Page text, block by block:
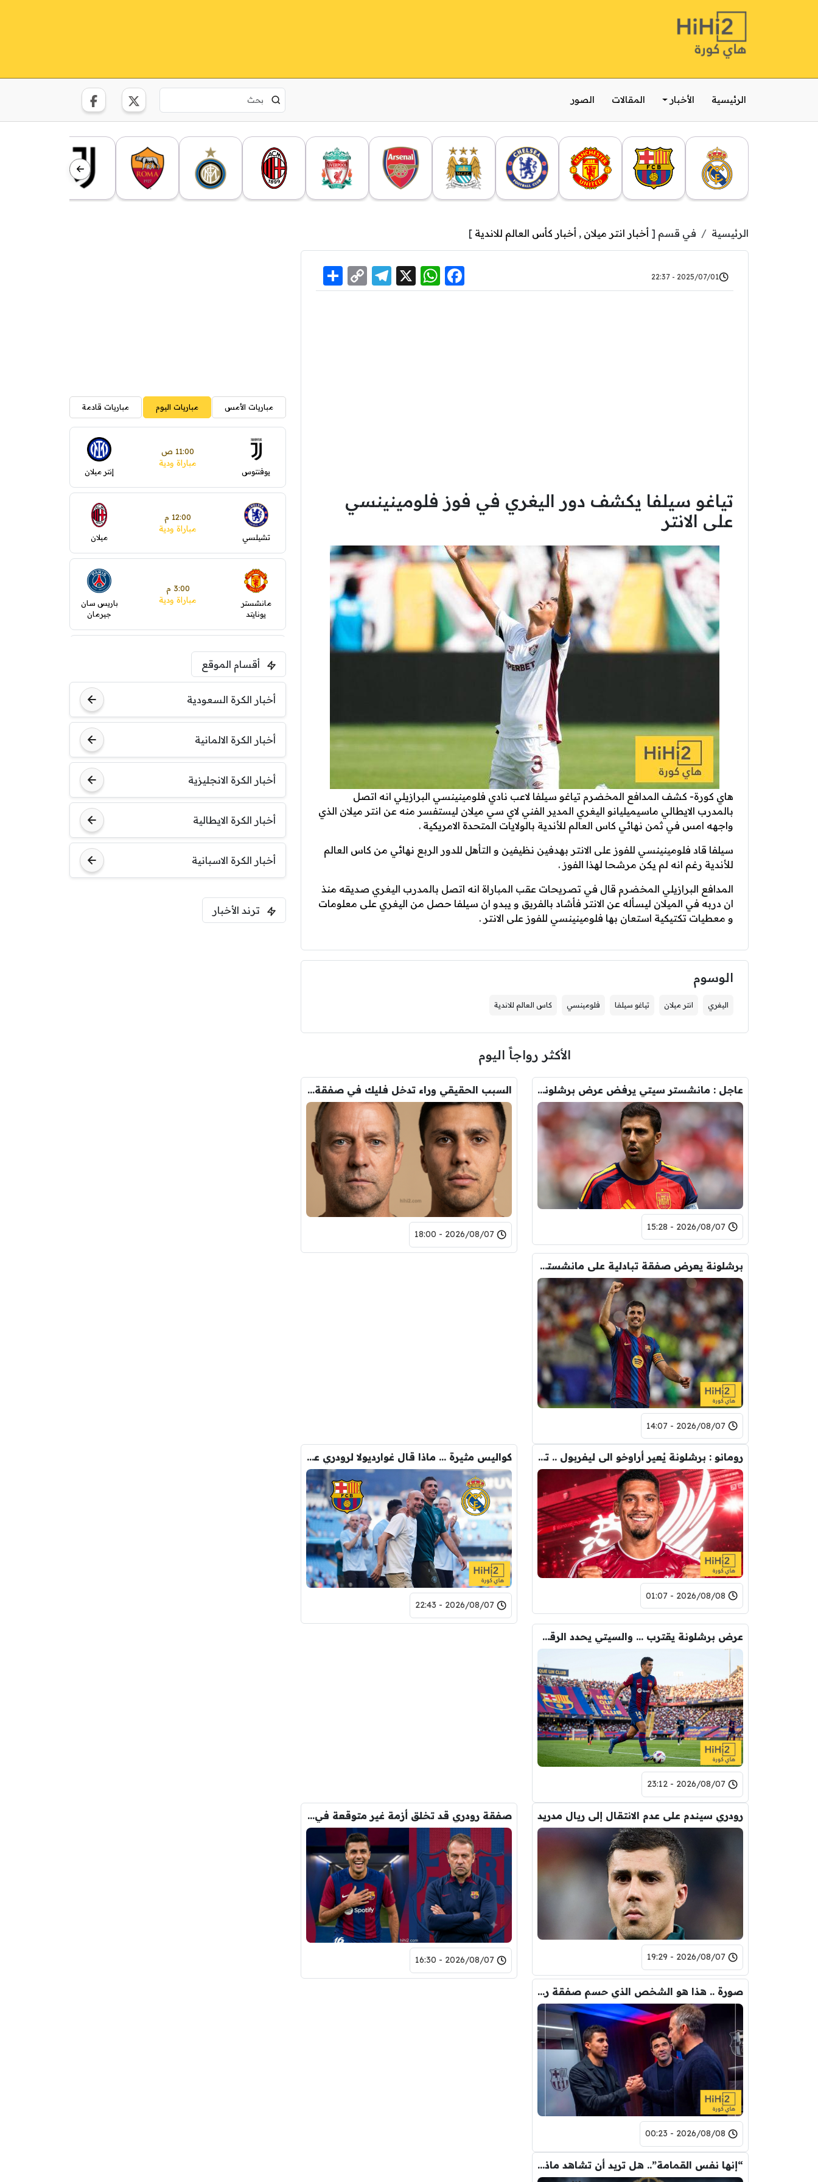
الرئيسية الأخبار المقالات الصور
الرئيسية في قسم [ أخبار انتر ميلان , أخبار كأس العالم للاندية ]
2025/07/01 - 22:37
Facebook
WhatsApp
X
Telegram
Copy
Link
تياغو سيلفا يكشف دور اليغري في فوز فلومينينسي
على الانتر
هاي كورة- كشف المدافع المخضرم تياغو سيلفا لاعب نادي فلومينينسي البرازيلي انه اتصل
بالمدرب الايطالي ماسيميليانو اليغري المدير الفني لاي سي ميلان ليستفسر منه عن انتر ميلان الذي
واجهه امس في ثمن نهائي كاس العالم للأندية بالولايات المتحدة الامريكية .
سيلفا قاد فلومينينسي للفوز على الانتر بهدفين نظيفين و التأهل للدور الربع نهائي من كاس العالم
للأندية رغم انه لم يكن مرشحا لهذا الفوز .
المدافع البرازيلي المخضرم قال في تصريحات عقب المباراة انه اتصل بالمدرب اليغري صديقه منذ
ان دربه في الميلان ليسأله عن الانتر فأشاد بالفريق و يبدو ان سيلفا حصل من اليغري على معلومات
و معطيات تكتيكية استعان بها فلومينينسي للفوز على الانتر .
الوسوم
اليغري انتر ميلان تياغو سيلفا فلومينسي كاس العالم للاندية
الأكثر رواجاً اليوم
عاجل : مانشستر سيتي يرفض عرض برشلونة الاول لضم رودري.. ويسخر من قيمته
2026/08/07 - 15:28
السبب الحقيقي وراء تدخل فليك في صفقة رودري
2026/08/07 - 18:00
برشلونة يعرض صفقة تبادلية على مانشستر سيتي
2026/08/07 - 14:07
رومانو : برشلونة يُعير أراوخو الى ليفربول .. تفاصيل الصفقة
2026/08/08 - 01:07
كواليس مثيرة … ماذا قال غوارديولا لرودري عند استشارته عن ريال مدريد وبرشلونة
2026/08/07 - 22:43
عرض برشلونة يقترب … والسيتي يحدد الرقم النهائي لبيع رودري
2026/08/07 - 23:12
رودري سيندم على عدم الانتقال إلى ريال مدريد
2026/08/07 - 19:29
صفقة رودري قد تخلق أزمة غير متوقعة في برشلونة
2026/08/07 - 16:30
صورة .. هذا هو الشخص الذي حسم صفقة رودري الى برشلونة
2026/08/08 - 00:23
“إنها نفس القمامة”.. هل تريد أن تشاهد ماذا سيكتب الإعلام الإسباني بعد أسبوعين؟
مباريات الأمس مباريات اليوم مباريات قادمة
يوفنتوس
11:00 ص
مباراة ودية
إنتر ميلان
تشيلسي
12:00 م
مباراة ودية
ميلان
مانشستر
يونايتد
3:00 م
مباراة ودية
باريس سان
جيرمان
فرينتسفاروشي ريال مدريد
مباراة ودية
نوتنغهام
فورست
اودينيزي
8:00 م
برشلونة
أقسام الموقع
أخبار الكرة السعودية
أخبار الكرة الالمانية
أخبار الكرة الانجليزية
أخبار الكرة الايطالية
أخبار الكرة الاسبانية
ترند الأخبار